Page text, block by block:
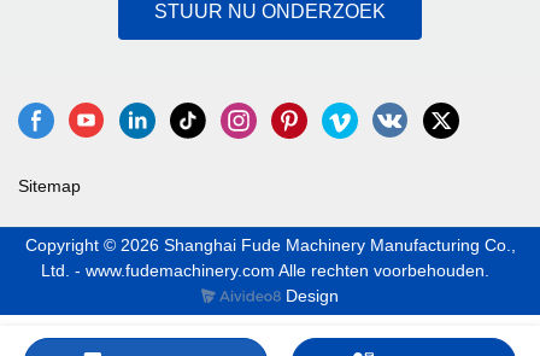
STUUR NU ONDERZOEK
Sitemap
Copyright © 2026 Shanghai Fude Machinery Manufacturing Co.,
Ltd. - www.fudemachinery.com Alle rechten voorbehouden.
Design